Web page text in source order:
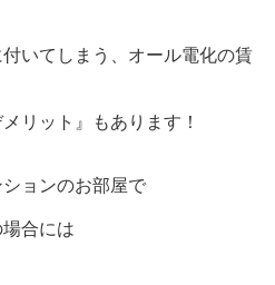
いてしまう、オール電化の賃
リット』もあります！
ョンのお部屋で
合には